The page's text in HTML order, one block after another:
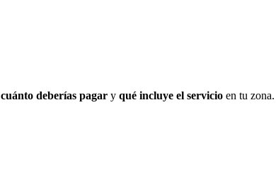
cuánto deberías pagar y qué incluye el servicio en tu zona.